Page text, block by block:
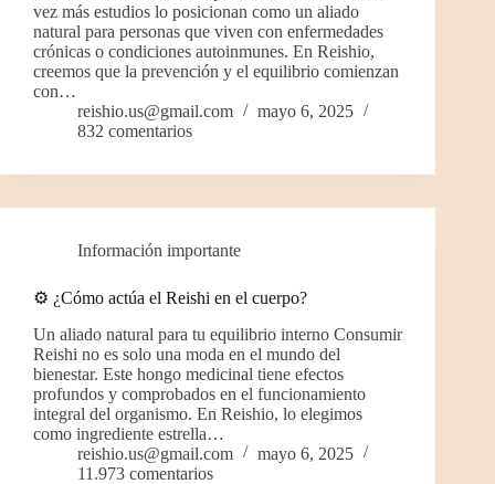
vez más estudios lo posicionan como un aliado
natural para personas que viven con enfermedades
crónicas o condiciones autoinmunes. En Reishio,
creemos que la prevención y el equilibrio comienzan
con…
reishio.us@gmail.com
mayo 6, 2025
832 comentarios
Información importante
⚙️ ¿Cómo actúa el Reishi en el cuerpo?
Un aliado natural para tu equilibrio interno Consumir
Reishi no es solo una moda en el mundo del
bienestar. Este hongo medicinal tiene efectos
profundos y comprobados en el funcionamiento
integral del organismo. En Reishio, lo elegimos
como ingrediente estrella…
reishio.us@gmail.com
mayo 6, 2025
11.973 comentarios